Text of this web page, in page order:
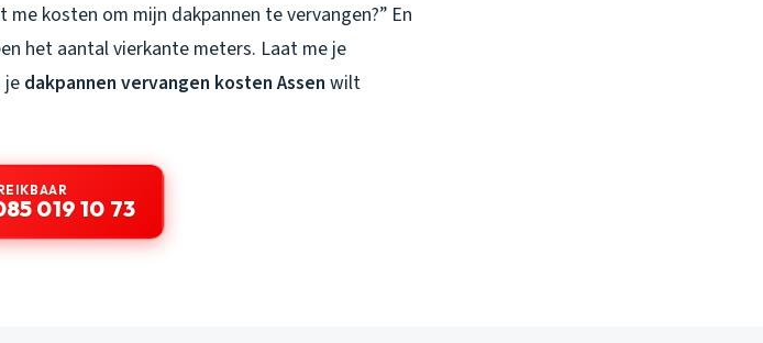
kosten om mijn dakpannen te vervangen?” En
het aantal vierkante meters. Laat me je
je dakpannen vervangen kosten Assen wilt
019 10 73